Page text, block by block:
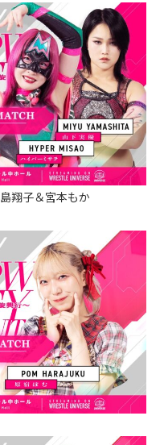
翔子＆宮本もか